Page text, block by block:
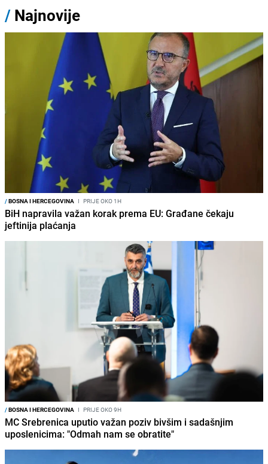
/ Najnovije
/BOSNA I HERCEGOVINA I PRIJE OKO 1H
BiH napravila važan korak prema EU: Građane čekaju
jeftinija plaćanja
/BOSNA I HERCEGOVINA I PRIJE OKO 9H
MC Srebrenica uputio važan poziv bivšim i sadašnjim
uposlenicima: "Odmah nam se obratite"